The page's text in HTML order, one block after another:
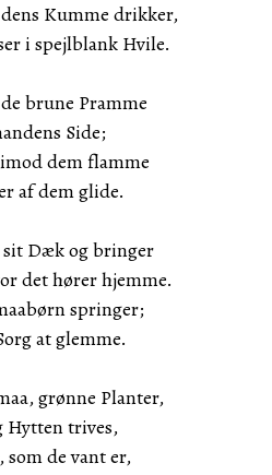
Kumme drikker,
i spejlblank Hvile.
brune Pramme
Side;
dem flamme
af dem glide.
Dæk og bringer
det hører hjemme.
springer;
at glemme.
grønne Planter,
Hytten trives,
som de vant er,